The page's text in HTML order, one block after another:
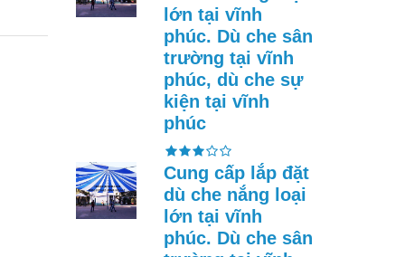
lớn tại vĩnh
phúc. Dù che sân
trường tại vĩnh
phúc, dù che sự
kiện tại vĩnh
phúc
Cung cấp lắp đặt
dù che nắng loại
lớn tại vĩnh
phúc. Dù che sân